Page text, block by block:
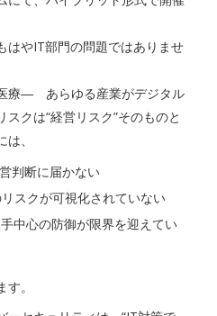
はやIT部門の問題ではありませ
療― あらゆる産業がデジタル
クは“経営リスク”そのものと
、
判断に届かない
スクが可視化されていない
中心の防御が限界を迎えてい
。